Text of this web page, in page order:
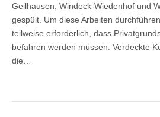
Geilhausen, Windeck-Wiedenhof und
gespült. Um diese Arbeiten
teilweise erforderlich, dass
befahren werden müssen. Verdeckte
die…